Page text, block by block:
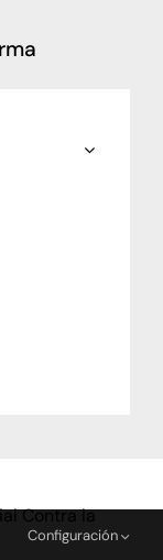
Contra la
Configuración